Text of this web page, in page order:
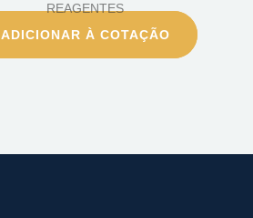
REAGENTES
ADICIONAR À COTAÇÃO